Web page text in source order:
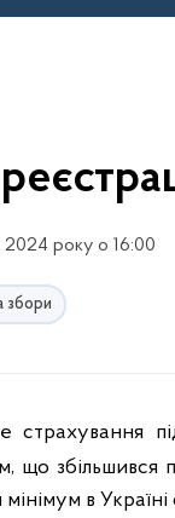
2024 року о 16:00
збори
що
в